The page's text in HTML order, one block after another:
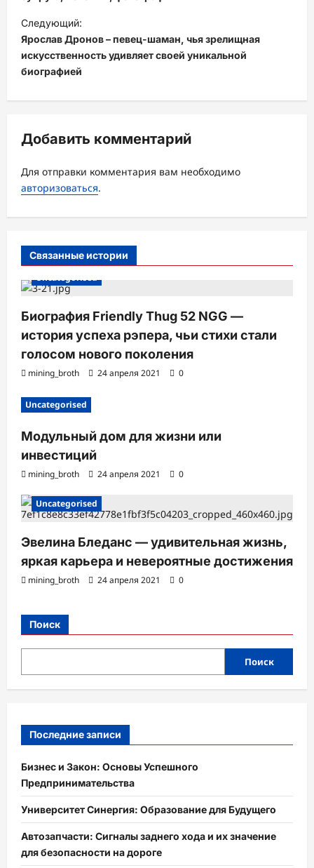
и
г
а
я
з
а
п
и
Следующий:
Ярослав Дронов – певец-шаман, чья зрелищная
искусственность удивляет своей уникальной
биографией
Добавить комментарий
Для отправки комментария вам необходимо
авторизоваться.
Связанные истории
Uncategorised
Биография Friendly Thug 52 NGG —
история успеха рэпера, чьи стихи стали
голосом нового поколения
mining_broth 24 апреля 2021 0
Uncategorised
Модульный дом для жизни или
инвестиций
mining_broth 24 апреля 2021 0
Uncategorised
Эвелина Бледанс — удивительная жизнь,
яркая карьера и невероятные достижения
mining_broth 24 апреля 2021 0
Поиск
Поиск
Последние записи
Бизнес и Закон: Основы Успешного
Предпринимательства
Университет Синергия: Образование для Будущего
Автозапчасти: Сигналы заднего хода и их значение
для безопасности на дороге